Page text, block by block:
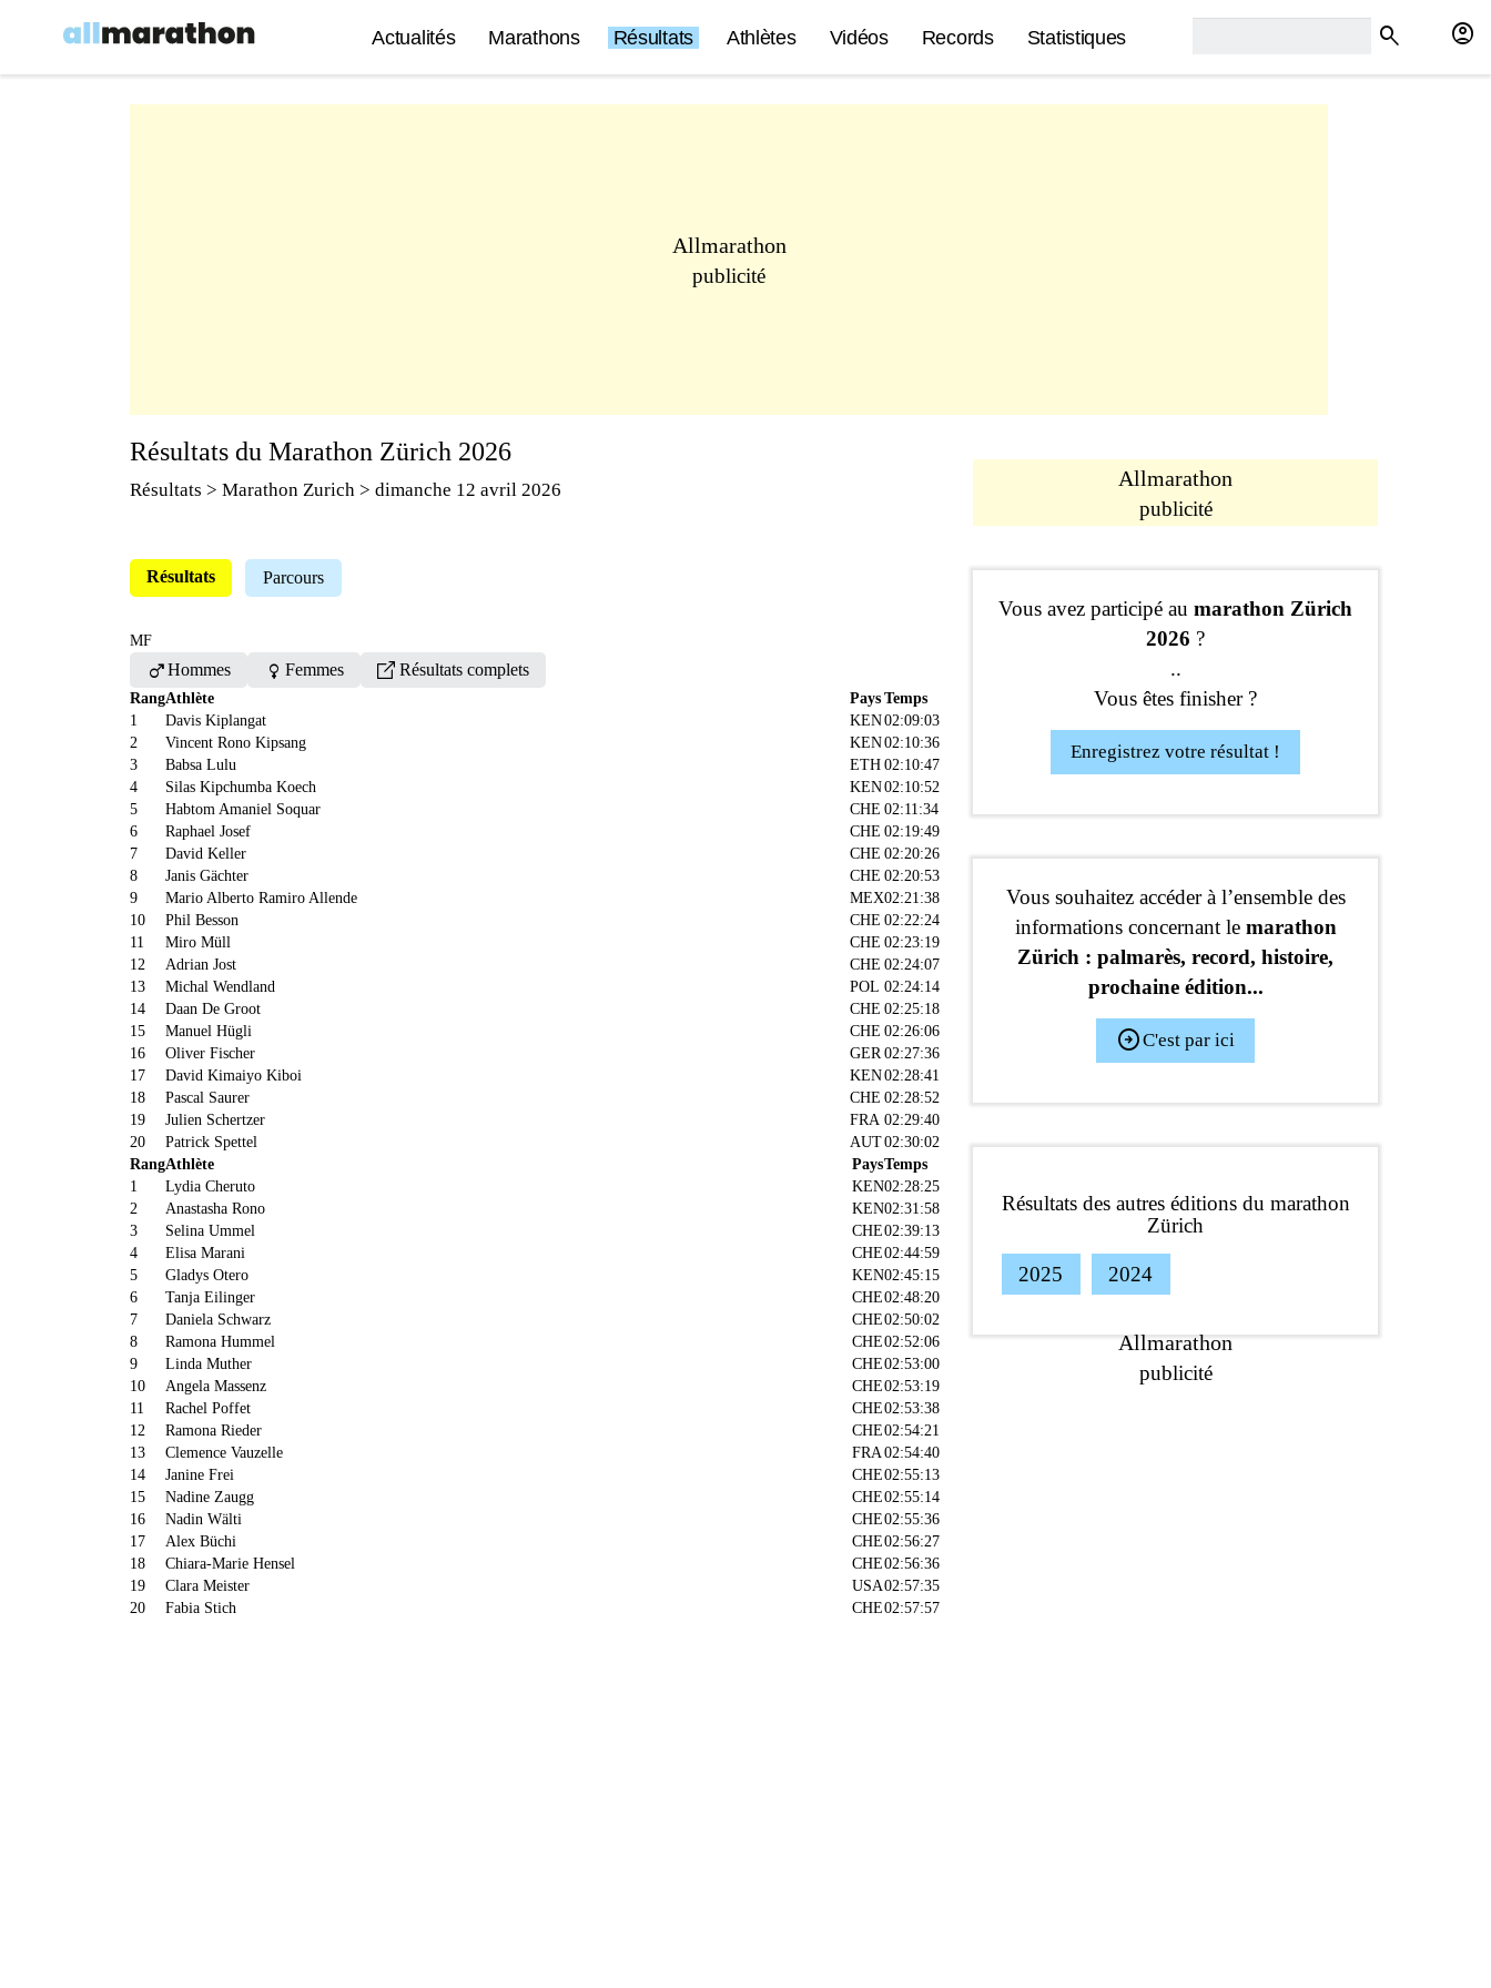
Actualités Marathons Résultats Athlètes Vidéos Records Statistiques search account_circle
Allmarathon
publicité
Résultats du Marathon Zürich 2026
Résultats > Marathon Zurich > dimanche 12 avril 2026
Résultats Parcours
MF
maleHommes female Femmes Résultats complets
RangAthlète Pays Temps
1
Davis Kiplangat KEN02:09:03
2
Vincent Rono Kipsang KEN02:10:36
3
Babsa Lulu ETH 02:10:47
4
Silas Kipchumba Koech KEN02:10:52
5
Habtom Amaniel Soquar CHE 02:11:34
6
Raphael Josef CHE 02:19:49
7
David Keller CHE 02:20:26
8
Janis Gächter CHE 02:20:53
9
Mario Alberto Ramiro Allende MEX02:21:38
10
Phil Besson CHE 02:22:24
11
Miro Müll CHE 02:23:19
12
Adrian Jost CHE 02:24:07
13
Michal Wendland POL 02:24:14
14
Daan De Groot CHE 02:25:18
15
Manuel Hügli CHE 02:26:06
16
Oliver Fischer GER 02:27:36
17
David Kimaiyo Kiboi KEN02:28:41
18
Pascal Saurer CHE 02:28:52
19
Julien Schertzer FRA 02:29:40
20
Patrick Spettel AUT02:30:02
RangAthlète PaysTemps
1
Lydia Cheruto KEN02:28:25
2
Anastasha Rono KEN02:31:58
3
Selina Ummel CHE02:39:13
4
Elisa Marani CHE02:44:59
5
Gladys Otero KEN02:45:15
6
Tanja Eilinger CHE02:48:20
7
Daniela Schwarz CHE02:50:02
8
Ramona Hummel CHE02:52:06
9
Linda Muther CHE02:53:00
10
Angela Massenz CHE02:53:19
11
Rachel Poffet CHE02:53:38
12
Ramona Rieder CHE02:54:21
13
Clemence Vauzelle FRA02:54:40
14
Janine Frei CHE02:55:13
15
Nadine Zaugg CHE02:55:14
16
Nadin Wälti CHE02:55:36
17
Alex Büchi CHE02:56:27
18
Chiara-Marie Hensel CHE02:56:36
19
Clara Meister USA02:57:35
20
Fabia Stich CHE02:57:57
Allmarathon
publicité
Vous avez participé au marathon Zürich
2026 ?
..
Vous êtes finisher ?
Enregistrez votre résultat !
Vous souhaitez accéder à l’ensemble des
informations concernant le marathon
Zürich : palmarès, record, histoire,
prochaine édition...
arrow_circle_rightC'est par ici
Résultats des autres éditions du marathon
Zürich
2025 2024
Allmarathon
publicité